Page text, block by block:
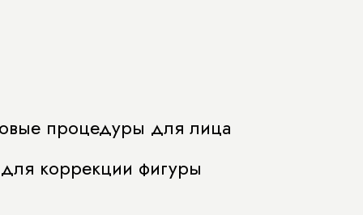
процедуры для лица
коррекции фигуры